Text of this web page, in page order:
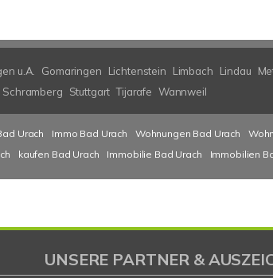
u.A. Gomaringen Lichtenstein Limbach Lindau
Schramberg Stuttgart Tijarafe Wannweil
Urach Immo Bad Urach Wohnungen Bad Urach
kaufen Bad Urach Immobilie Bad Urach Immobilien
UNSERE PARTNER &